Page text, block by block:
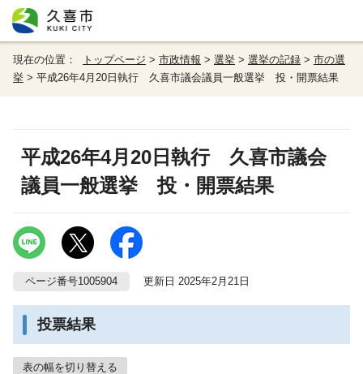
現在の位置： トップページ > 市政情報 > 選挙 > 選挙の記録 > 市の選
挙 > 平成26年4月20日執行 久喜市議会議員一般選挙 投・開票結果
平成26年4月20日執行 久喜市議会
議員一般選挙 投・開票結果
ページ番号1005904 更新日 2025年2月21日
投票結果
表の幅を切り替える